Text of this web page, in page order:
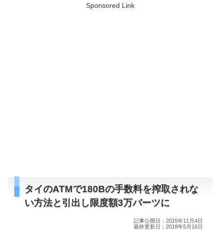
Sponsored Link
タイのATMで180Bの手数料を搾取されな
い方法と引出し限度額3万バーツに
記事公開日：2015年11月4日
最終更新日：2018年5月16日